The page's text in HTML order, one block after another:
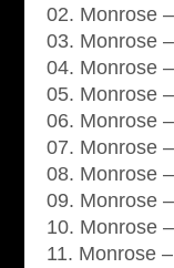
02. Monrose
03. Monrose
04. Monrose
05. Monrose
06. Monrose
07. Monrose
08. Monrose
09. Monrose
10. Monrose
11. Monrose